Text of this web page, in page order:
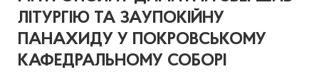
ЛІТУРГІЮ ТА ЗАУПОКІЙНУ
ПАНАХИДУ У ПОКРОВСЬКОМУ
КАФЕДРАЛЬНОМУ СОБОРІ